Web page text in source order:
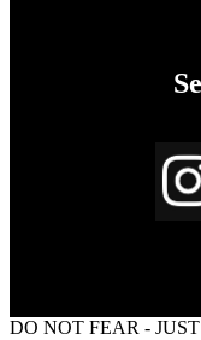
DO NOT FEAR -